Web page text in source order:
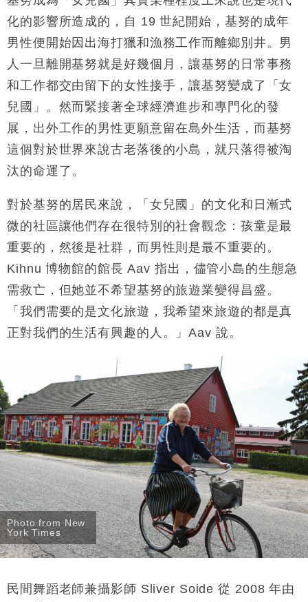
化的影響所造成的，自 19 世紀開始，基努的成年
男性便開始因出海打獵和漁務工作而離鄉別井。男
人一旦離開基努就是好幾個月，讓基努的日常事務
和工作都交由留下的女性接手，讓基努變成了「女
兒國」。然而緊接著全球經濟進步和專門化的發
展，出外工作的男性更願意留在島外生活，而基努
這個對於世界來說古老落後的小島，就只落得被淘
汰的命運了。
對於基努的居民來說，「女兒國」的文化和日漸式
微的社區讓他們存在很特別的社會觀念：孩童是最
重要的，然後是社群，而男性則是最不重要的。
Kihnu 博物館的館長 Aav 指出，儘管小島的生態急
需救亡，但她並不希望基努的旅遊業變得昌盛。
「我們需要的是文化旅遊，我希望來旅遊的都是真
正對我們的生活有興趣的人。」Aav 說。
Photo from New
York Times
民間舞蹈老師兼攝影師 Sliver Soide 從 2008 年由